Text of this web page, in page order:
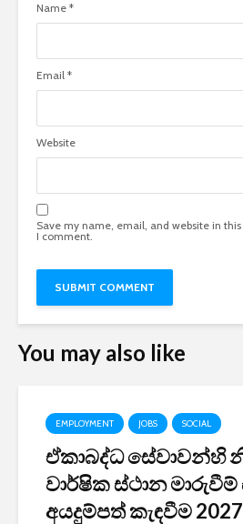
Name *
Email *
Website
Save my name, email, and website in
I comment.
You may also like
EMPLOYMENT JOBS SOCIAL
ඒකාබද්ධ සේවාවන්හි
වාර්ෂික ස්ථාන මාරුවීම්
අයදුම්පත් කැඳවීම 2027